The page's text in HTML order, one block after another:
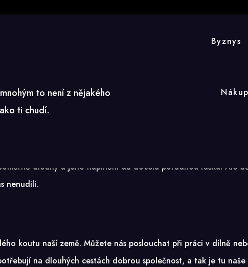
to není z nějakého
ti chudí.
Byznys
něco co vás zaujme nebo pobaví. Programovému naplnění
dlouhý a jeho naplnění dá docela pořádnou fušku. Ale
nenudili.
koutu naší země. Můžete nás poslouchat při práci v dílně
na dlouhých cestách dobrou společnost, a tak je tu naše